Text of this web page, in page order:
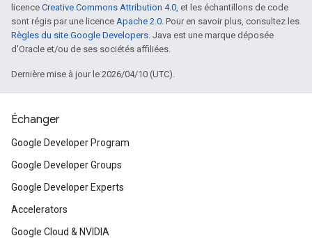
licence Creative Commons Attribution 4.0 , et les échantillons de code
sont régis par une licence Apache 2.0 . Pour en savoir plus, consultez les
Règles du site Google Developers . Java est une marque déposée
d'Oracle et/ou de ses sociétés affiliées.
Dernière mise à jour le 2026/04/10 (UTC).
Échanger
Google Developer Program
Google Developer Groups
Google Developer Experts
Accelerators
Google Cloud & NVIDIA